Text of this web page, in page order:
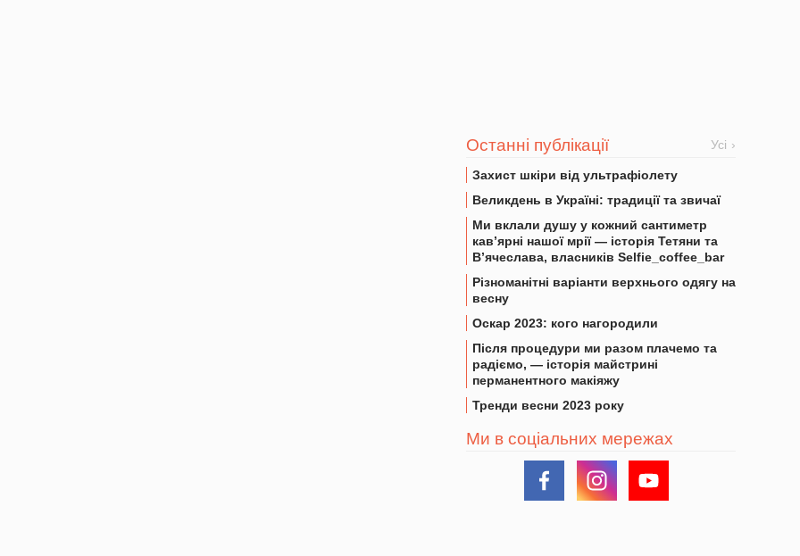
Останні публікації Усі
Захист шкіри від ультрафіолету
Великдень в Україні: традиції та звичаї
Ми вклали душу у кожний сантиметр
кав’ярні нашої мрії — історія Тетяни та
В’ячеслава, власників Selfie_coffee_bar
Різноманітні варіанти верхнього одягу на
весну
Оскар 2023: кого нагородили
Після процедури ми разом плачемо та
радіємо, — історія майстрині
перманентного макіяжу
Тренди весни 2023 року
Ми в соціальних мережах